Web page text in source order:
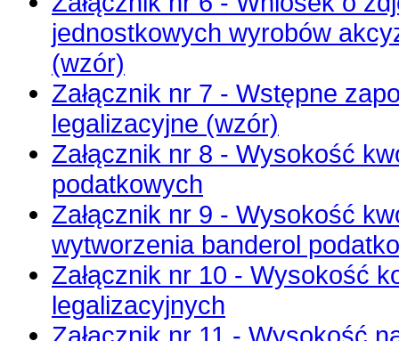
jednostkowych wyrobów
(wzór)
Załącznik nr 7 - Wstępne
legalizacyjne (wzór)
Załącznik nr 8 - Wysokość
podatkowych
Załącznik nr 9 - Wysokość
wytworzenia banderol
Załącznik nr 10 - Wysokość
legalizacyjnych